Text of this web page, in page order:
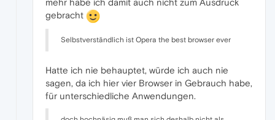
mehr habe ich damit auch nicht zum Ausdruck
gebracht
Selbstverständlich ist Opera the best browser ever
Hatte ich nie behauptet, würde ich auch nie
sagen, da ich hier vier Browser in Gebrauch habe,
für unterschiedliche Anwendungen.